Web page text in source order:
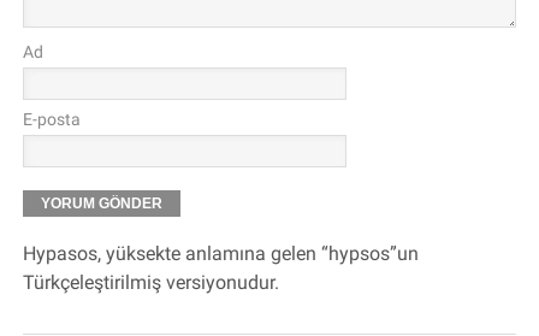
Ad
E-posta
Hypasos, yüksekte anlamına gelen “hypsos”un
Türkçeleştirilmiş versiyonudur.